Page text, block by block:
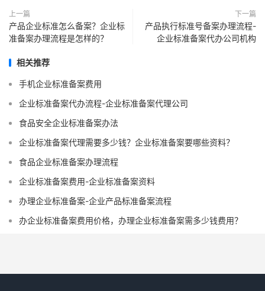
上一篇
产品企业标准怎么备案？企业标
准备案办理流程是怎样的？
下一篇
产品执行标准号备案办理流程-
企业标准备案代办公司机构
相关推荐
手机企业标准备案费用
企业标准备案代办流程-企业标准备案代理公司
食品安全企业标准备案办法
企业标准备案代理需要多少钱？企业标准备案要哪些资料？
食品企业标准备案办理流程
企业标准备案费用-企业标准备案资料
办理企业标准备案-企业产品标准备案流程
办企业标准备案费用价格，办理企业标准备案需多少钱费用？